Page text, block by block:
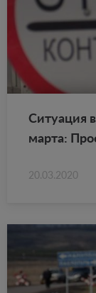
Си­ту­а­ция
марта:
20.03.2020